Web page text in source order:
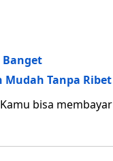
Banget
Mudah Tanpa Ribet
bisa membayar